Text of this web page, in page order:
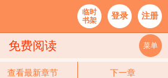
临时
书架
登录 注册
免费阅读 菜单
查看最新章节 下一章